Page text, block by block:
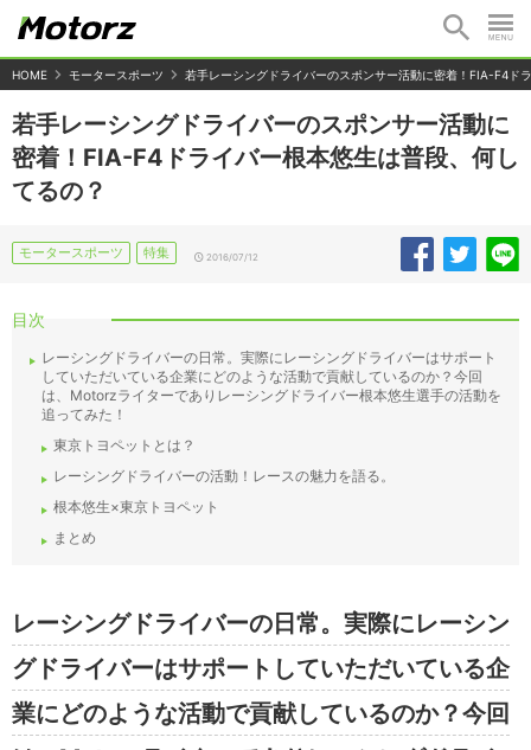
HOME モータースポーツ 若手レーシングドライバーのスポンサー活動に密着！FIA-F4ド
若手レーシングドライバーのスポンサー活動に
密着！FIA-F4ドライバー根本悠生は普段、何し
てるの？
モータースポーツ 特集 2016/07/12
目次
レーシングドライバーの日常。実際にレーシングドライバーはサポート
していただいている企業にどのような活動で貢献しているのか？今回
は、Motorzライターでありレーシングドライバー根本悠生選手の活動を
追ってみた！
東京トヨペットとは？
レーシングドライバーの活動！レースの魅力を語る。
根本悠生×東京トヨペット
まとめ
レーシングドライバーの日常。実際にレーシン
グドライバーはサポートしていただいている企
業にどのような活動で貢献しているのか？今回